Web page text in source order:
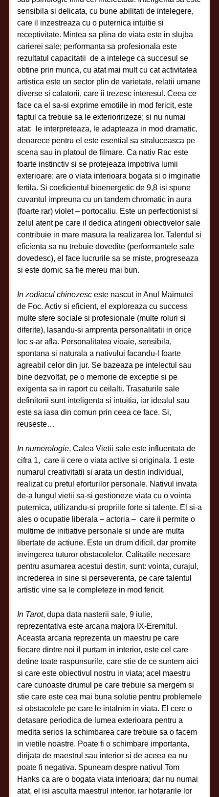
sensibila si delicata, cu bune abilitati de intelegere,
care il inzestreaza cu o puternica intuitie si
receptivitate. Mintea sa plina de viata este in slujba
carierei sale; performanta sa profesionala este
rezultatul capacitatii de a intelege ca succesul se
obtine prin munca, cu atat mai mult cu cat activitatea
artistica este un sector plin de varietate, relatii umane
diverse si calatorii, care ii trezesc interesul. Ceea ce
face ca el sa-si exprime emotiile in mod fericit, este
faptul ca trebuie sa le exterioririzeze; si nu numai
atat: le interpreteaza, le adapteaza in mod dramatic,
deoarece pentru el este esential sa straluceasca pe
scena sau in platoul de filmare. Ca nativ Rac este
foarte instinctiv si se protejeaza impotriva lumii
exterioare; are o viata interioara bogata si o imginatie
fertila. Si coeficientul bioenergetic de 9,8 isi spune
cuvantul impreuna cu un tandem chromatic in aura
(foarte rar) violet – portocaliu. Este un perfectionist si
zelul atent pe care il dedica atingerii obiectivelor sale
contribuie in mare masura la realizarea lor. Talentul si
eficienta sa nu trebuie dovedite (performantele sale
dovedesc), el face lucrurile sa se miste, progreseaza
si este dornic sa fie mereu mai bun.
In zodiacul chinezesc este nascut in Anul Maimutei
de Foc. Activ si eficient, el exploreaza cu success
multe sfere sociale si profesionale (multe roluri si
diferite), lasandu-si amprenta personalitatii in orice
loc s-ar afla. Personalitatea vioaie, sensibila,
spontana si naturala a nativului facandu-l foarte
agreabil celor din jur. Se bazeaza pe intelectul sau
bine dezvoltat, pe o memorie de exceptie si pe
exigenta sa in raport cu ceilalti. Trasaturile sale
definitorii sunt inteligenta si intuitia, iar idealul sau
este sa iasa din comun prin ceea ce face. Si,
reuseste…
In numerologie, Calea Vietii sale este influentata de
cifra 1, care ii cere o viata active si originala. 1 este
numarul creativitatii si arata un destin individual,
realizat cu pretul eforturilor personale. Nativul invata
de-a lungul vietii sa-si gestioneze viata cu o vointa
puternica, utilizandu-si propriile forte si talente. El si-a
ales o ocupatie liberala – actoria – care ii permite o
multime de initiative personale si unde are multa
libertate de actiune. Este un drum dificil, dar promite
invingerea tuturor obstacolelor. Calitatile necesare
pentru asumarea acestui destin, sunt: vointa, curajul,
increderea in sine si perseverenta, pe care talentul
artistic vine sa le completeze in mod fericit.
In Tarot, dupa data nasterii sale, 9 iulie,
reprezentativa este arcana majora IX-Eremitul.
Aceasta arcana reprezenta un maestru pe care
fiecare dintre noi il purtam in interior, este cel care
detine toate raspunsurile, care stie de ce suntem aici
si care este obiectivul nostru in viata; acel maestru
care cunoaste drumul pe care trebuie sa mergem si
stie care este cea mai buna solutie pentru problemele
si obstacolele pe care le intalnim in viata. El cere o
detasare periodica de lumea exterioara pentru a
medita serios la schimbarea care trebuie sa o facem
in vietile noastre. Poate fi o schimbare importanta,
dirijata de maestrul sau interior si de aceea ea nu
poate fi negativa. Spuneam despre nativul Tom
Hanks ca are o bogata viata interioara; dar nu numai
atat, el isi asculta maestrul interior, iar hotararile lor